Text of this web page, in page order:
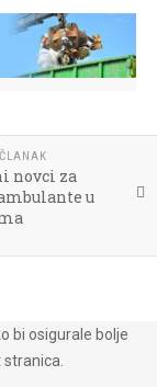
novci za
u
•Pristupaćnost mrežnih
bi osigurale bolje